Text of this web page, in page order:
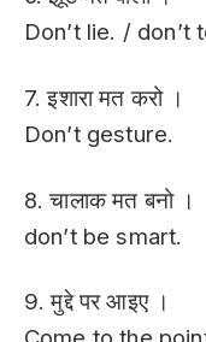
Don’t lie. / don’t
7. इशारा मत करो ।
Don’t gesture.
8. चालाक मत बनो ।
don’t be smart.
9. मुद्दे पर आइए ।